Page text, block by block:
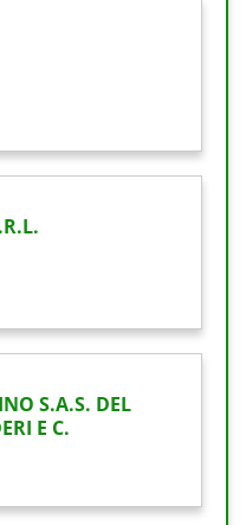
S.A.S. DEL
E C.